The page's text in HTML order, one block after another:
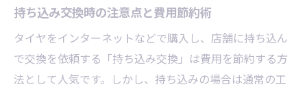
持ち込み交換時の注意点と費用節約術
タイヤをインターネットなどで購入し、店舗に持ち込ん
で交換を依頼する「持ち込み交換」は費用を節約する方
法として人気です。しかし、持ち込みの場合は通常の工